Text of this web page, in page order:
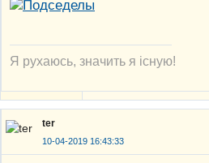
Я рухаюсь, значить я існую!
ter
10-04-2019 16:43:33